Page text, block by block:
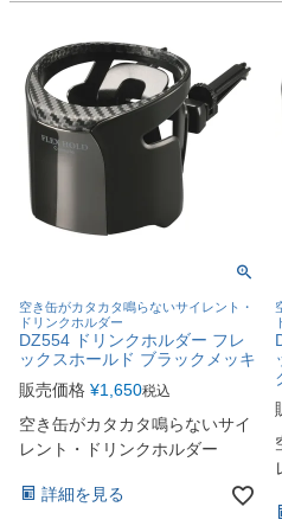
空き缶がカタカタ鳴らないサイレント・
ドリンクホルダー
DZ554 ドリンクホルダー フレ
ックスホールド ブラックメッキ
販売価格 ¥1,650税込
空き缶がカタカタ鳴らないサイ
レント・ドリンクホルダー
詳細を見る